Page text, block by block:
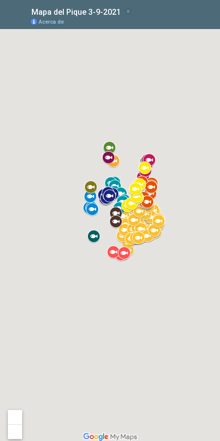
Mapa del Pique 3-9-2021
Acerca de